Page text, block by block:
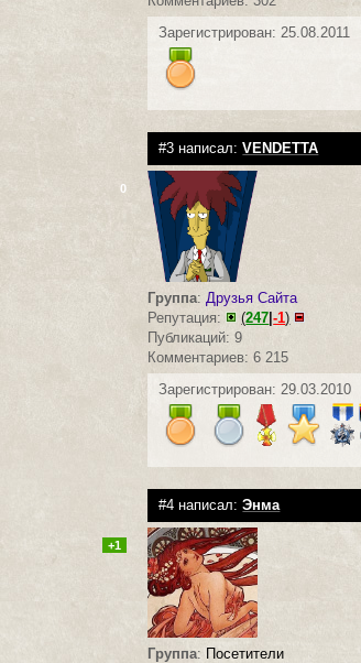
Зарегистрирован: 25.08.2011
#3 написал:VENDETTA
0
Группа: Друзья Сайта
Репутация:
(247 |-1)
Публикаций: 9
Комментариев: 6 215
Зарегистрирован: 29.03.2010
#4 написал:Энма
+1
Группа: Посетители